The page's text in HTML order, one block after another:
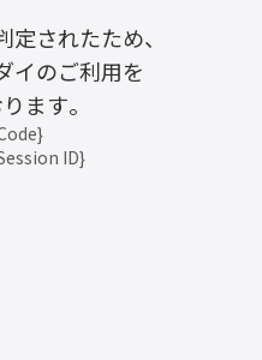
されたため、
イのご利用を
ます。
ID}